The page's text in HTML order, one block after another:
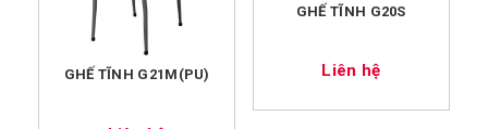
GHẾ TĨNH G20S
Liên hệ
GHẾ TĨNH G21M(PU)